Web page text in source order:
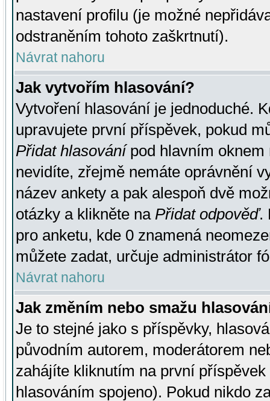
nastavení profilu (je možné
odstraněním tohoto zaškrtnutí).
Návrat nahoru
Jak vytvořím hlasování?
Vytvoření hlasování je jednoduché.
upravujete první příspěvek, pokud
Přidat hlasovánípod hlavním oknem
nevidíte, zřejmě nemáte oprávnění
název ankety a pak alespoň dvě
otázky a klikněte na Přidat odpověď.
pro anketu, kde 0 znamená
můžete zadat, určuje administrátor
Návrat nahoru
Jak změním nebo smažu
Je to stejné jako s příspěvky,
původním autorem, moderátorem
zahájíte kliknutím na první
hlasováním spojeno). Pokud nikdo